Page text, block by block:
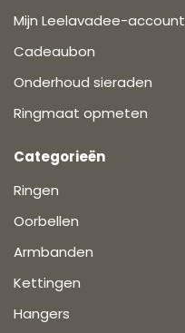
Mijn Leelavadee-account
Cadeaubon
Onderhoud sieraden
Ringmaat opmeten
Categorieën
Ringen
Oorbellen
Armbanden
Kettingen
Hangers